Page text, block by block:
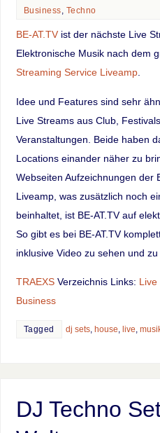
Business, Techno
BE-AT.TVist der nächste Live
Elektronische Musik nach dem
Streaming Service Liveamp.
Idee und Features sind sehr
Live Streams aus Club,
Veranstaltungen. Beide haben
Locations einander näher zu
Webseiten Aufzeichnungen der
Liveamp, was zusätzlich noch
beinhaltet, ist BE-AT.TV auf
So gibt es bei BE-AT.TV
inklusive Video zu sehen und
TRAEXSVerzeichnis Links: Live
Business
Tagged dj sets, house, live,
DJ Techno